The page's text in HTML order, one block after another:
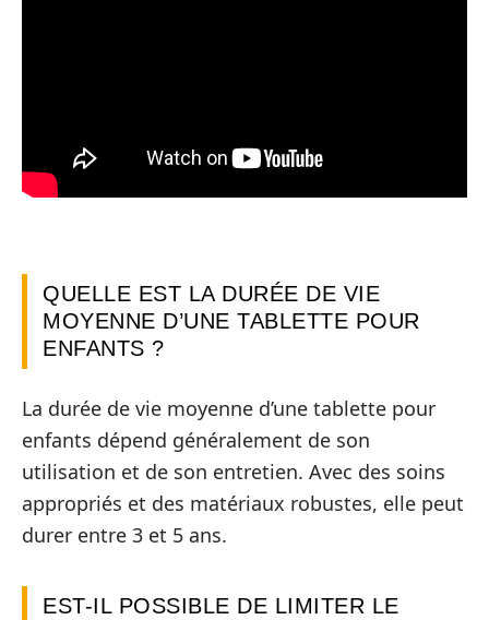
QUELLE EST LA DURÉE DE VIE
MOYENNE D’UNE TABLETTE POUR
ENFANTS ?
La durée de vie moyenne d’une tablette pour
enfants dépend généralement de son
utilisation et de son entretien. Avec des soins
appropriés et des matériaux robustes, elle peut
durer entre 3 et 5 ans.
EST-IL POSSIBLE DE LIMITER LE